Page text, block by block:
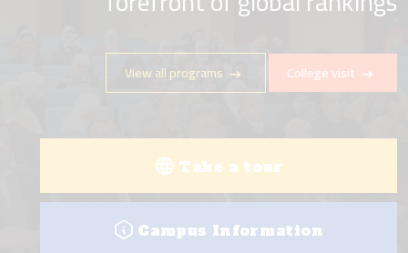
College visit
View all programs
Take a tour
Campus Information